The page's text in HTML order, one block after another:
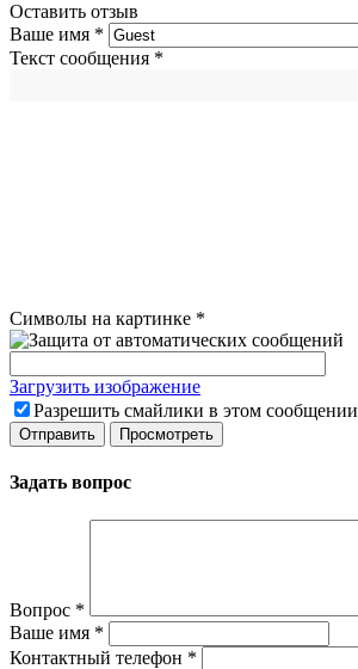
Оставить отзыв
Ваше имя *
Текст сообщения *
Символы на картинке *
Загрузить изображение
Разрешить смайлики в этом сообщении
Задать вопрос
Вопрос *
Ваше имя *
Контактный телефон *